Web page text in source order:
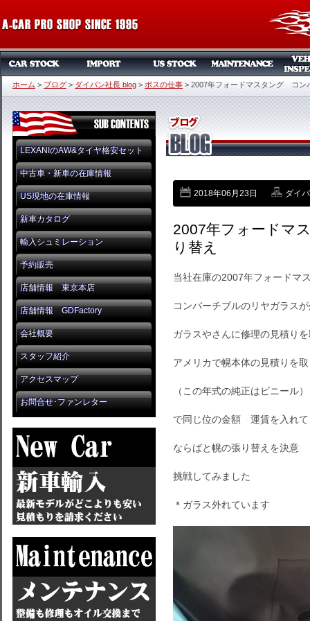
ホーム > ブログ > ダイバン社長 blog > ボスの仕事 > 2007年フォードマスタング コン
LEXANIのAW&タイヤ格安セット
中古車・新車の在庫情報
US現地の在庫情報
新車カタログ
輸入シュミレーション
予約販売
店舗情報 東京本店
店舗情報 GDFactory
会社概要
スタッフ紹介
アクセスマップ
お問合せ･ファンレター
2018年06月23日 ダイ
2007年フォードマ
り替え
当社在庫の2007年フォードマ
コンバーチブルのリヤガラス
ガラスやさんに修理の見積り
アメリカで幌本体の見積りを
（この年式の純正はビニール）
で同じ位の金額 運賃を入れて
ならばと幌の張り替えを決意
挑戦してみました
＊ガラス外れています